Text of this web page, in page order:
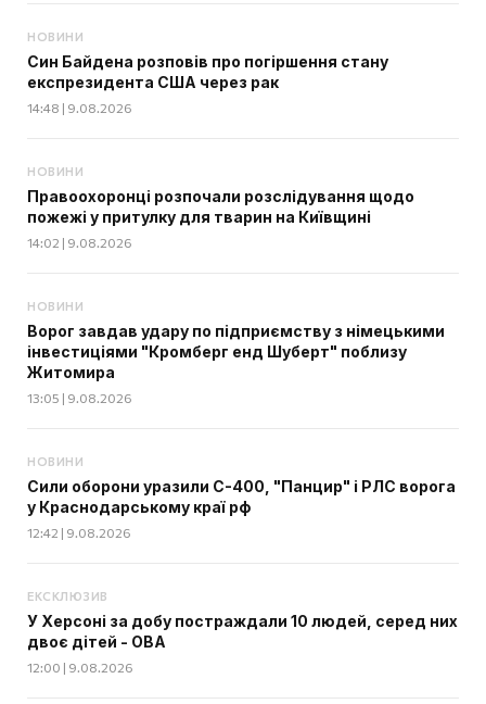
НОВИНИ
Син Байдена розповів про погіршення стану
експрезидента США через рак
14:48 | 9.08.2026
НОВИНИ
Правоохоронці розпочали розслідування щодо
пожежі у притулку для тварин на Київщині
14:02 | 9.08.2026
НОВИНИ
Ворог завдав удару по підприємству з німецькими
інвестиціями "Кромберг енд Шуберт" поблизу
Житомира
13:05 | 9.08.2026
НОВИНИ
Сили оборони уразили С-400, "Панцир" і РЛС ворога
у Краснодарському краї рф
12:42 | 9.08.2026
ЕКСКЛЮЗИВ
У Херсоні за добу постраждали 10 людей, серед них
двоє дітей - ОВА
12:00 | 9.08.2026